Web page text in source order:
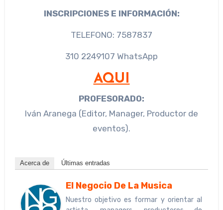
INSCRIPCIONES E INFORMACIÓN:
TELEFONO: 7587837
310 2249107 WhatsApp
AQUI
PROFESORADO:
Iván Aranega (Editor, Manager, Productor de
eventos).
Acerca de Últimas entradas
El Negocio De La Musica
Nuestro objetivo es formar y orientar al